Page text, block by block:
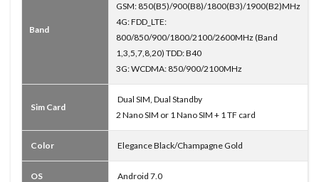
Band
GSM: 850(B5)/900(B8)/1800(B3)/1900(B2)MHz
4G: FDD_LTE:
800/850/900/1800/2100/2600MHz (Band
1,3,5,7,8,20) TDD: B40
3G: WCDMA: 850/900/2100MHz
Sim Card
Dual SIM, Dual Standby
2 Nano SIM or 1 Nano SIM + 1 TF card
Color Elegance Black/Champagne Gold
OS Android 7.0